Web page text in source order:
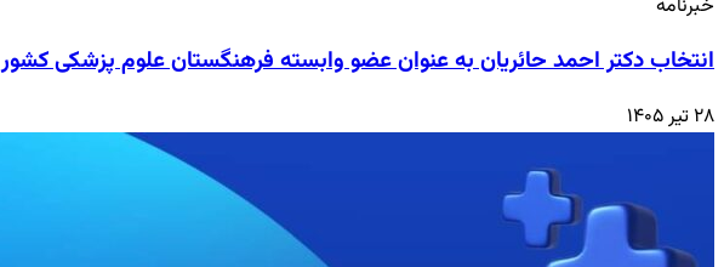
خبرنامه
انتخاب دکتر احمد حائریان به عنوان عضو وابسته فرهنگستان علوم پزشکی کشور
۲۸ تیر ۱۴۰۵